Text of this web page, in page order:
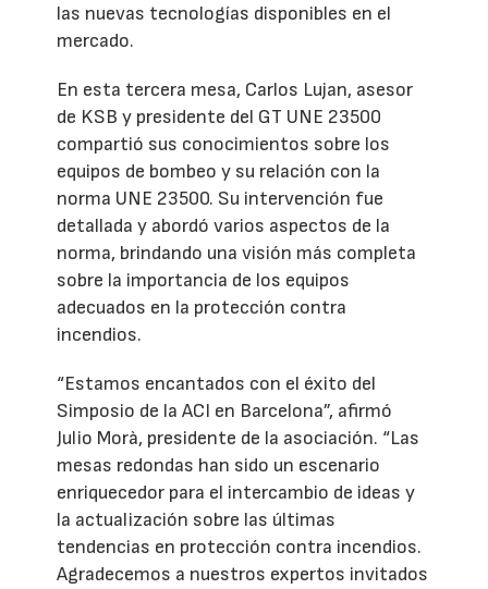
las nuevas tecnologías disponibles en el
mercado.
En esta tercera mesa, Carlos Lujan, asesor
de KSB y presidente del GT UNE 23500
compartió sus conocimientos sobre los
equipos de bombeo y su relación con la
norma UNE 23500. Su intervención fue
detallada y abordó varios aspectos de la
norma, brindando una visión más completa
sobre la importancia de los equipos
adecuados en la protección contra
incendios.
“Estamos encantados con el éxito del
Simposio de la ACI en Barcelona”, afirmó
Julio Morà, presidente de la asociación. “Las
mesas redondas han sido un escenario
enriquecedor para el intercambio de ideas y
la actualización sobre las últimas
tendencias en protección contra incendios.
Agradecemos a nuestros expertos invitados